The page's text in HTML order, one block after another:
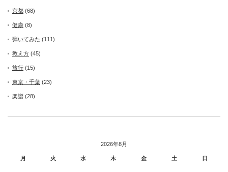
京都 (68)
健康 (8)
弾いてみた (111)
教え方 (45)
旅行 (15)
東京・千葉 (23)
楽譜 (28)
2026年8月
月 火 水 木 金 土 日